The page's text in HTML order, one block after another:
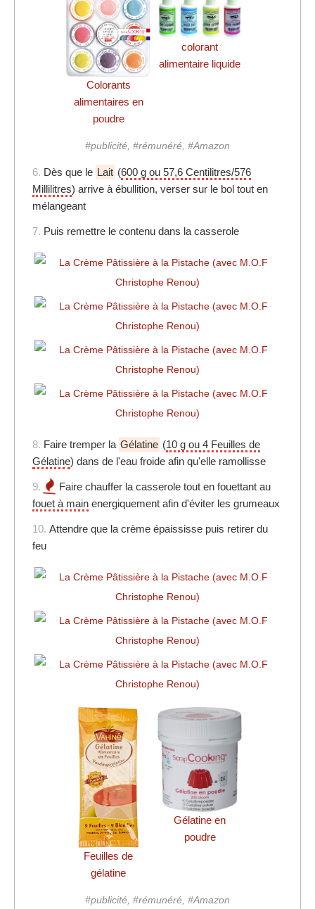
Colorants
alimentaires en
poudre
colorant
alimentaire liquide
#publicité, #rémunéré, #Amazon
6. Dès que le Lait (600 g ou 57,6 Centilitres/576
Millilitres) arrive à ébullition, verser sur le bol tout en
mélangeant
7. Puis remettre le contenu dans la casserole
8. Faire tremper la Gélatine (10 g ou 4 Feuilles de
Gélatine) dans de l'eau froide afin qu'elle ramollisse
9.
Faire chauffer la casserole tout en fouettant au
fouet à main energiquement afin d'éviter les grumeaux
10. Attendre que la crème épaississe puis retirer du
feu
Feuilles de
gélatine
Gélatine en
poudre
#publicité, #rémunéré, #Amazon